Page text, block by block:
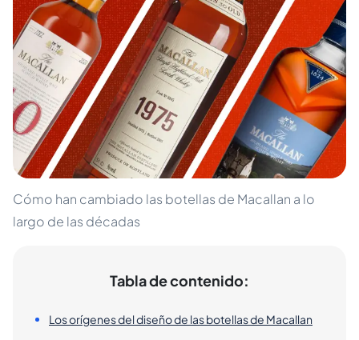
Cómo han cambiado las botellas de Macallan a lo
largo de las décadas
Tabla de contenido:
Los orígenes del diseño de las botellas de Macallan